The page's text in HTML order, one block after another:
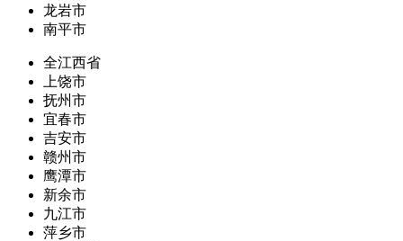
龙岩市
南平市
全江西省
上饶市
抚州市
宜春市
吉安市
赣州市
鹰潭市
新余市
九江市
萍乡市